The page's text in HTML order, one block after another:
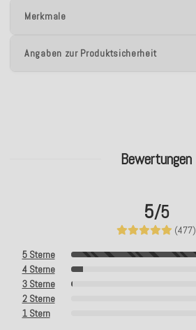
Merkmale
Angaben zur Produktsicherheit
Bewertungen
5/5
(477)
5 Sterne
4 Sterne
3 Sterne
2 Sterne
1 Stern